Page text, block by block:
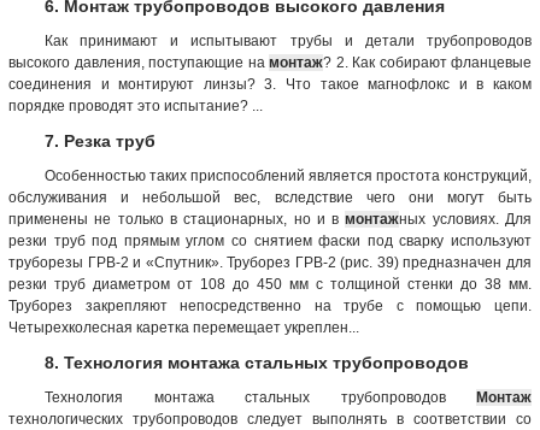
6. Монтаж трубопроводов высокого давления
Как принимают и испытывают трубы и детали трубопроводов
высокого давления, поступающие на монтаж? 2. Как собирают фланцевые
соединения и монтируют линзы? 3. Что такое магнофлокс и в каком
порядке проводят это испытание? ...
7. Резка труб
Особенностью таких приспособлений является простота конструкций,
обслуживания и небольшой вес, вследствие чего они могут быть
применены не только в стационарных, но и вмонтажных условиях. Для
резки труб под прямым углом со снятием фаски под сварку используют
труборезы ГРВ-2 и «Спутник». Труборез ГРВ-2 (рис. 39) предназначен для
резки труб диаметром от 108 до 450 мм с толщиной стенки до 38 мм.
Труборез закрепляют непосредственно на трубе с помощью цепи.
Четырехколесная каретка перемещает укреплен...
8. Технология монтажа стальных трубопроводов
Технология монтажа стальных трубопроводов Монтаж
технологических трубопроводов следует выполнять в соответствии со